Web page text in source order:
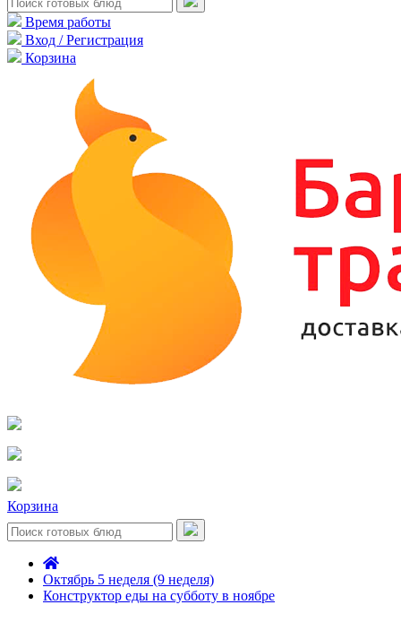
Время работы
Вход / Регистрация
Корзина
Корзина
Октябрь 5 неделя (9 неделя)
Конструктор еды на субботу в ноябре